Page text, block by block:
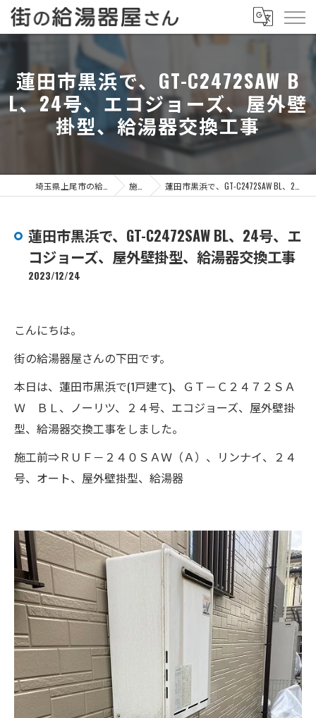
蓮田市黒浜で、GT-C2472SAW B
L、24号、エコジョーズ、屋外壁
掛型、給湯器交換工事
施工事例 蓮田市黒浜で、GT-C2472SAW BL、24号、エコジョーズ、屋外壁掛型、給湯器交換工事
蓮田市黒浜で、GT-C2472SAW BL、24号、エ
コジョーズ、屋外壁掛型、給湯器交換工事
2023/12/24
こんにちは。
街の給湯器屋さんの下田です。
本日は、蓮田市黒浜で(1戸建て)、ＧＴ－Ｃ２４７２ＳＡ
Ｗ ＢＬ、ノーリツ、２４号、エコジョーズ、屋外壁掛
型、給湯器交換工事をしました。
施工前⇒ＲＵＦ－２４０ＳＡＷ（Ａ）、リンナイ、２４
号、オート、屋外壁掛型、給湯器